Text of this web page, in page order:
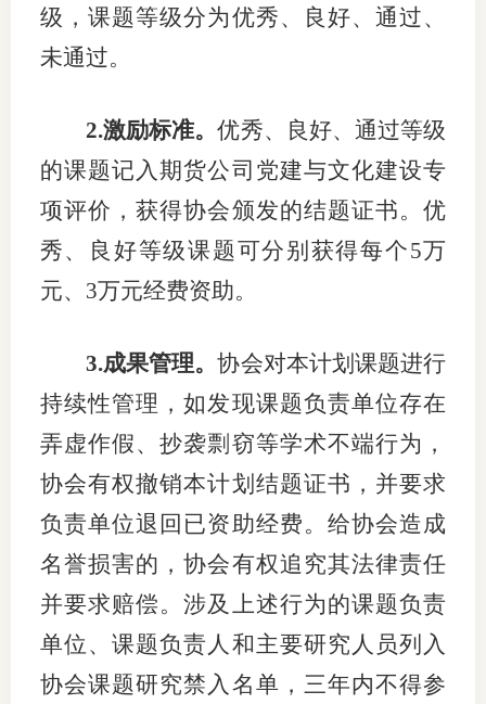
级 ， 课题等级分为优秀、良好、通过、
未通过。
2.激励标准。优秀、良好、通过等级
的课题记入期货公司党建与文化建设专
项评价，获得协会颁发的结题证书。优
秀、良好等级课题可分别获得每个5万
元、 3万元经费资助。
3.成果管理。协会对本计划课题进行
持续性管理，如发现课题负责单位存在
弄虚作假、抄袭剽窃等学术不端行为，
协会有权撤销本计划结题证书 ，并要求
负责单位退回已资助经费。给协会造成
名誉损害的，协会有权追究其法律责任
并要求赔偿。涉及上述行为的课题负责
单位、课题负责人和主要研究人员列入
协会课题研究禁入名单，三年内不得参